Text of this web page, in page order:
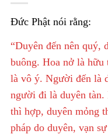
Đức Phật nói rằng:
“Duyên đến nên quý,
buông. Hoa nở là hữu
là vô ý. Người đến là
người đi là duyên tàn.
thì hợp, duyên mỏng
pháp do duyên, vạn